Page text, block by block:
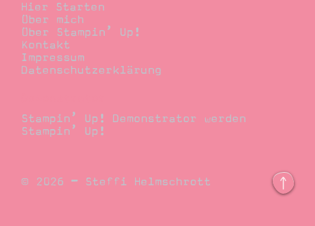
Hier Starten
Über mich
Über Stampin’ Up!
Kontakt
Impressum
Datenschutzerklärung
Stampin’ Up! Demonstrator werden
Stampin’ Up!
© 2026 – Steffi Helmschrott